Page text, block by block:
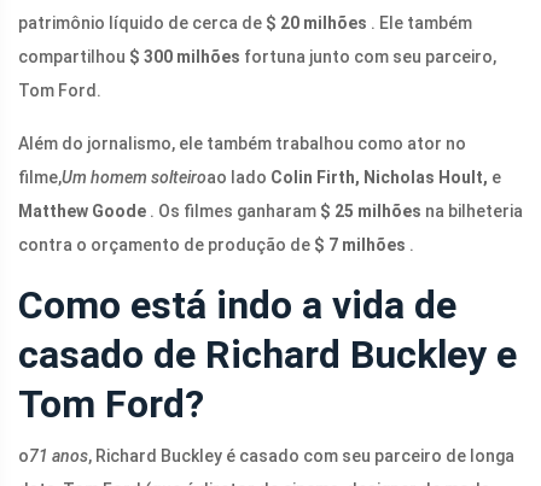
patrimônio líquido de cerca de $ 20 milhões . Ele também
compartilhou $ 300 milhões fortuna junto com seu parceiro,
Tom Ford.
Além do jornalismo, ele também trabalhou como ator no
filme,Um homem solteiroao lado Colin Firth, Nicholas Hoult, e
Matthew Goode . Os filmes ganharam $ 25 milhões na bilheteria
contra o orçamento de produção de $ 7 milhões .
Como está indo a vida de
casado de Richard Buckley e
Tom Ford?
o71 anos, Richard Buckley é casado com seu parceiro de longa